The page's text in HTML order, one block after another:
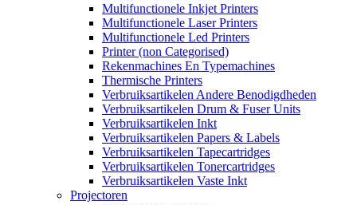
Multifunctionele Inkjet Printers
Multifunctionele Laser Printers
Multifunctionele Led Printers
Printer (non Categorised)
Rekenmachines En Typemachines
Thermische Printers
Verbruiksartikelen Andere Benodigdheden
Verbruiksartikelen Drum & Fuser Units
Verbruiksartikelen Inkt
Verbruiksartikelen Papers & Labels
Verbruiksartikelen Tapecartridges
Verbruiksartikelen Tonercartridges
Verbruiksartikelen Vaste Inkt
Projectoren